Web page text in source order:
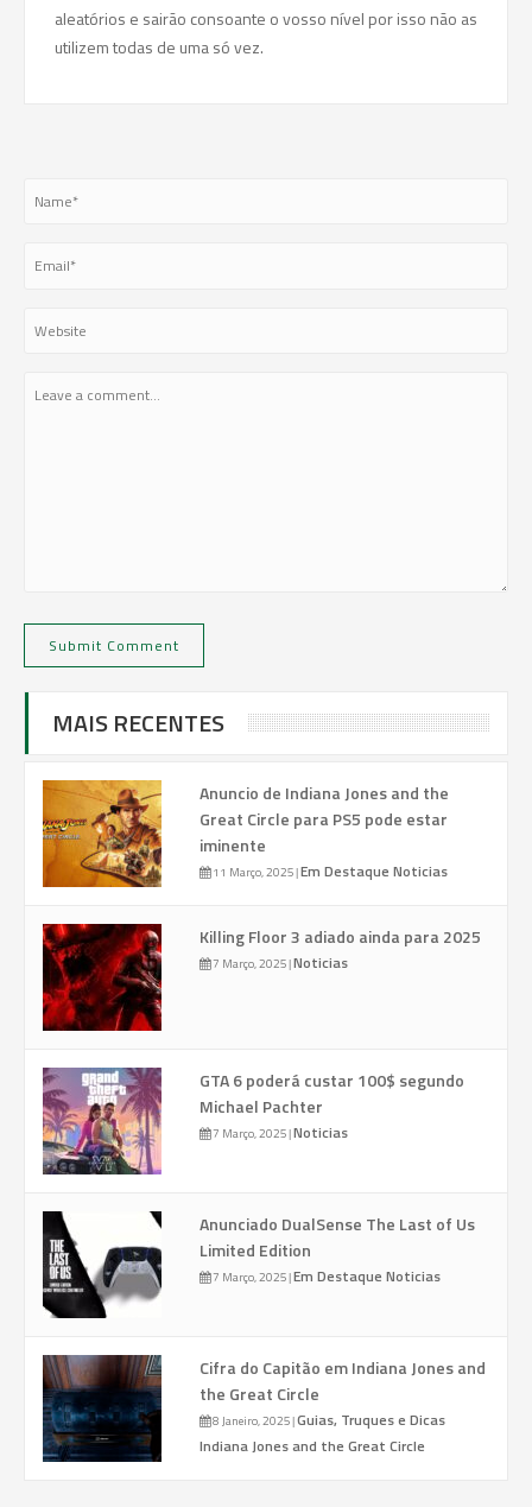
aleatórios e sairão consoante o vosso nível por isso não as
utilizem todas de uma só vez.
MAIS RECENTES
Anuncio de Indiana Jones and the
Great Circle para PS5 pode estar
iminente
11 Março, 2025|Em Destaque Noticias
Killing Floor 3 adiado ainda para 2025
7 Março, 2025|Noticias
GTA 6 poderá custar 100$ segundo
Michael Pachter
7 Março, 2025|Noticias
Anunciado DualSense The Last of Us
Limited Edition
7 Março, 2025|Em Destaque Noticias
Cifra do Capitão em Indiana Jones and
the Great Circle
8 Janeiro, 2025|Guias, Truques e Dicas
Indiana Jones and the Great Circle